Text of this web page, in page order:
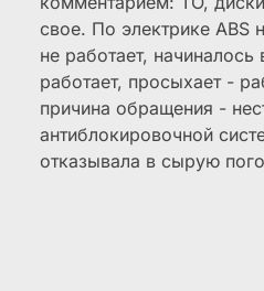
свое. По электрике ABS
не работает,
работает, просыхает -
причина обращения -
антиблокировочной
отказывала в сырую